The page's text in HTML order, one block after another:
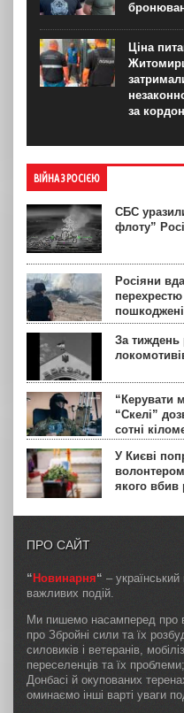
Ціна
за кордон
ВІЙНА З РОСІЄЮ
СБС
флоту”
Росіяни
За тиждень
“Керувати
“Скелі”
сотні
У Києві
якого вбив
ПРО САЙТ
“Новинарня“ –
важливих подій.
Ми пишемо насамперед про
про Збройні сили та їх
силовиків і ветеранів,
переселенців та їх
Донбасі й окупованих
оминаємо інші варті уваги